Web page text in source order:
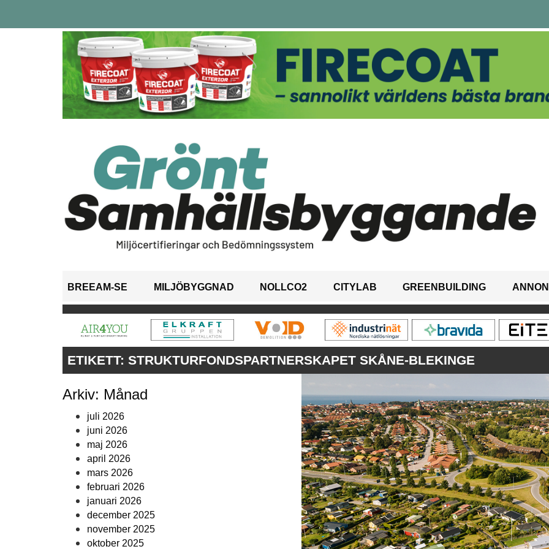
BREEAM-SE MILJÖBYGGNAD NOLLCO2 CITYLAB GREENBUILDING
ETIKETT: STRUKTURFONDSPARTNERSKAPET SKÅNE-BLEKINGE
Arkiv: Månad
juli 2026
juni 2026
maj 2026
april 2026
mars 2026
februari 2026
januari 2026
december 2025
november 2025
oktober 2025